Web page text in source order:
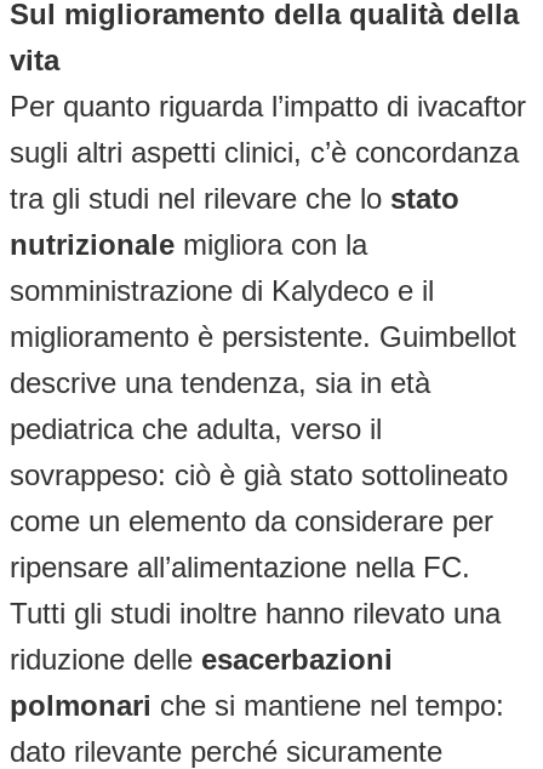
Sul miglioramento della qualità della
vita
Per quanto riguarda l’impatto di ivacaftor
sugli altri aspetti clinici, c’è concordanza
tra gli studi nel rilevare che lo stato
nutrizionale migliora con la
somministrazione di Kalydeco e il
miglioramento è persistente. Guimbellot
descrive una tendenza, sia in età
pediatrica che adulta, verso il
sovrappeso: ciò è già stato sottolineato
come un elemento da considerare per
ripensare all’alimentazione nella FC.
Tutti gli studi inoltre hanno rilevato una
riduzione delle esacerbazioni
polmonari che si mantiene nel tempo:
dato rilevante perché sicuramente